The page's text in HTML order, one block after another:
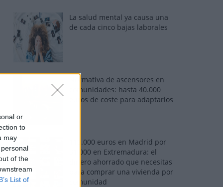
or
to
may
of the
List of
La salud mental ya causa una
de cada cinco bajas laborales
Normativa de ascensores en
comunidades: hasta 40.000
euros de coste para adaptarlos
110.000 euros en Madrid por
31.000 en Extremadura: el
dinero ahorrado que necesitas
para comprar una vivienda por
comunidad